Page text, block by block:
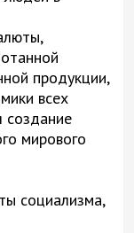
продукции,
всех
создание
мирового
социализма,